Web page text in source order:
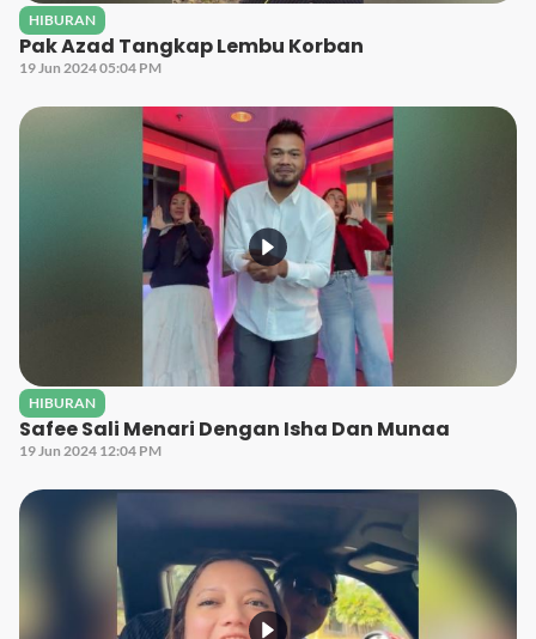
HIBURAN
Pak Azad Tangkap Lembu Korban
19 Jun 2024 05:04 PM
HIBURAN
Safee Sali Menari Dengan Isha Dan Munaa
19 Jun 2024 12:04 PM